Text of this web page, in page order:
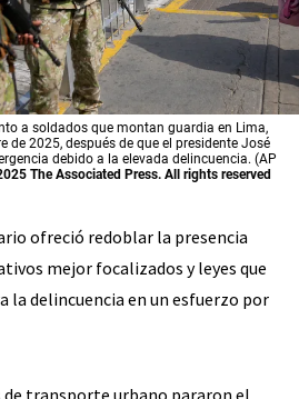
a soldados que montan guardia en Lima,
de 2025, después de que el presidente José
debido a la elevada delincuencia. (AP
The Associated Press. All rights reserved
ofreció redoblar la presencia
mejor focalizados y leyes que
la delincuencia en un esfuerzo por
de transporte urbano pararon el